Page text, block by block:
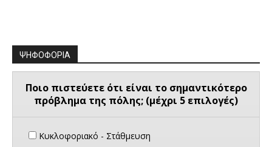
ΨΗΦΟΦΟΡΙΑ
Ποιο πιστεύετε ότι είναι το σημαντικότερο
πρόβλημα της πόλης; (μέχρι 5 επιλογές)
Κυκλοφοριακό - Στάθμευση